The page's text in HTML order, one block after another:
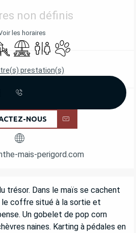
COORDONNÉES
non définis
les horaires
pour enfants / Espace jeux
Aire de pique nique
ToilettesAnimaux acceptés
prestation(s)
NOUS
mais-perigord.com
trésor. Dans le maïs se cachent
le coffre situé à la sortie et
Un gobelet de pop corn
naines. Karting à pédales en